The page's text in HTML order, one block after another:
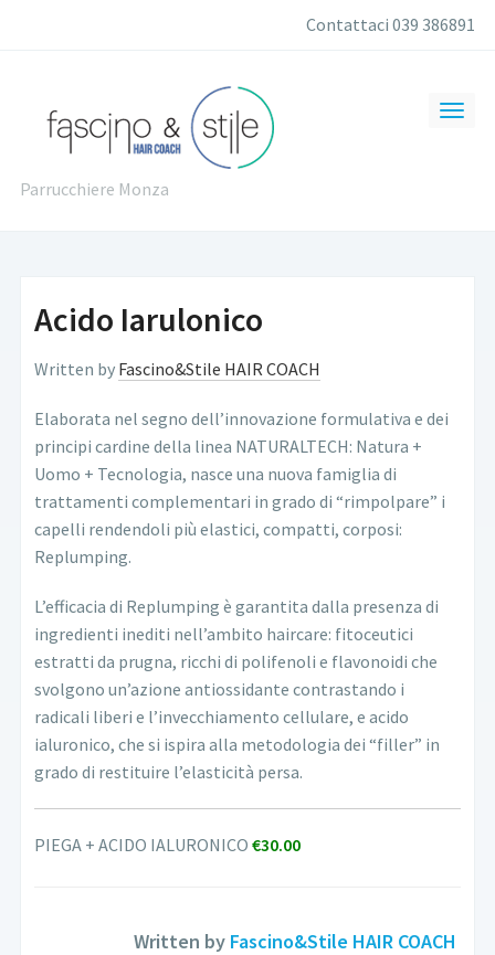
Contattaci 039 386891
Parrucchiere Monza
Acido Iarulonico
Written by Fascino&Stile HAIR COACH
Elaborata nel segno dell’innovazione formulativa e dei
principi cardine della linea NATURALTECH: Natura +
Uomo + Tecnologia, nasce una nuova famiglia di
trattamenti complementari in grado di “rimpolpare” i
capelli rendendoli più elastici, compatti, corposi:
Replumping.
L’efficacia di Replumping è garantita dalla presenza di
ingredienti inediti nell’ambito haircare: fitoceutici
estratti da prugna, ricchi di polifenoli e flavonoidi che
svolgono un’azione antiossidante contrastando i
radicali liberi e l’invecchiamento cellulare, e acido
ialuronico, che si ispira alla metodologia dei “filler” in
grado di restituire l’elasticità persa.
PIEGA + ACIDO IALURONICO €30.00
Written by Fascino&Stile HAIR COACH